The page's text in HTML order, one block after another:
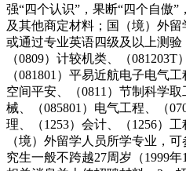
强“四个认识”，果断“四个自傲
及其他商定材料；国（境）外
或通过专业英语四级及以上测验
（0809）计较机类、（
（081801）平易近航电子电气
空间平安、（0811）节制科学
械、（085801）电气工程、（
理、（1253）会计、（1256）
（境）外留学人员所学专业，
究生一般不跨越27周岁（1999